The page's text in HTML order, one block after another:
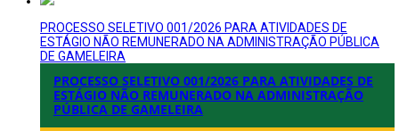
PROCESSO SELETIVO 001/2026 PARA ATIVIDADES DE
ESTÁGIO NÃO REMUNERADO NA ADMINISTRAÇÃO PÚBLICA
DE GAMELEIRA
PROCESSO SELETIVO 001/2026 PARA ATIVIDADES DE
ESTÁGIO NÃO REMUNERADO NA ADMINISTRAÇÃO
PÚBLICA DE GAMELEIRA